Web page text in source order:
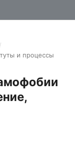
/
и процессы